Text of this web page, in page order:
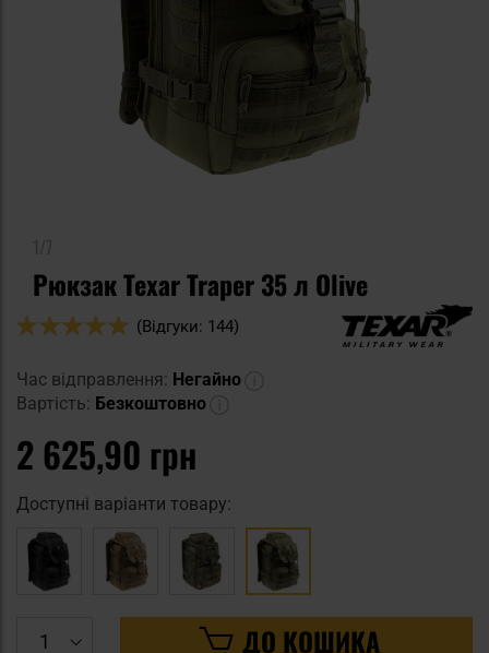
Рюкзак Texar Traper 35 л Olive
Оцінка:
(Відгуки: 144)
Час відправлення: Негайно
Вартість: Безкоштовно
2 625,90 грн
Доступні варіанти товару:
ДО КОШИКА